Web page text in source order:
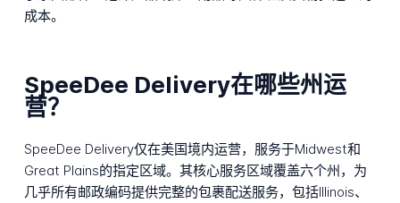
成本。
SpeeDee Delivery在哪些州运
营？
SpeeDee Delivery仅在美国境内运营，服务于Midwest和
Great Plains的指定区域。其核心服务区域覆盖六个州，为
几乎所有邮政编码提供完整的包裹配送服务，包括Illinois、